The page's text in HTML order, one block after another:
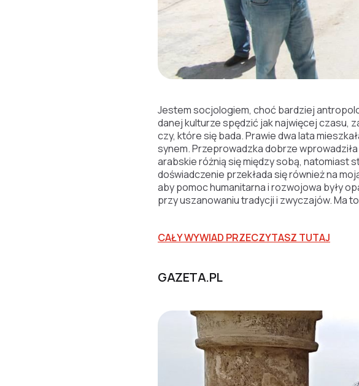
Jestem socjologiem, choć bardziej
danej kulturze spędzić jak najwięcej czasu,
czy, które się bada. Prawie dwa lata
synem. Przeprowadzka dobrze
arabskie różnią się między sobą, natomiast
doświadczenie przekłada się również na
aby pomoc humanitarna i rozwojowa były
przy uszanowaniu tradycji i zwyczajów. Ma
CAŁY WYWIAD PRZECZYTASZ TUTAJ
GAZETA.PL